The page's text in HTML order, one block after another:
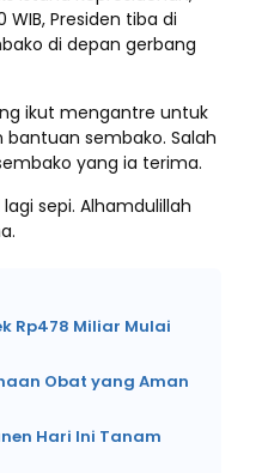
WIB, Presiden tiba di
di depan gerbang
ikut mengantre untuk
sembako. Salah
yang ia terima.
sepi. Alhamdulillah
Rp478 Miliar Mulai
Obat yang Aman
Hari Ini Tanam